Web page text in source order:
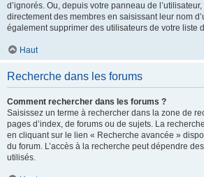
d’ignorés. Ou, depuis votre panneau de
directement des membres en saisissant leur nom
également supprimer des utilisateurs de votre liste
Haut
Recherche dans les forums
Comment rechercher dans les forums ?
Saisissez un terme à rechercher dans la zone de
pages d’index, de forums ou de sujets. La
en cliquant sur le lien « Recherche avancée »
du forum. L’accès à la recherche peut dépendre
utilisés.